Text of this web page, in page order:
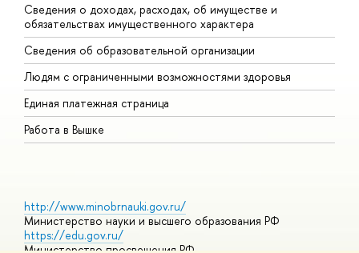
Сведения о доходах, расходах, об имуществе и
обязательствах имущественного характера
Сведения об образовательной организации
Людям с ограниченными возможностями здоровья
Единая платежная страница
Работа в Вышке
http://www.minobrnauki.gov.ru/
Министерство науки и высшего образования РФ
https://edu.gov.ru/
Министерство просвещения РФ